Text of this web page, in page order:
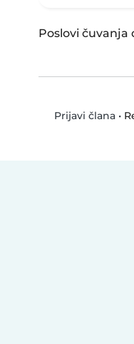
Poslovi čuvanja
Prijavi člana•